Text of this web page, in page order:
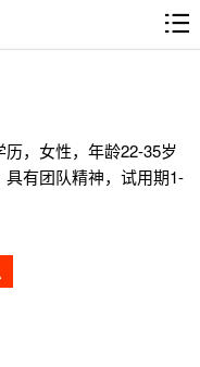
，女性，年龄22-35岁
有团队精神，试用期1-